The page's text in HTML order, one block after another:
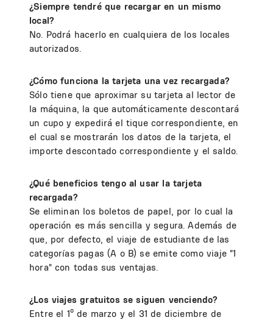
¿Siempre tendré que recargar en un mismo
local?
No. Podrá hacerlo en cualquiera de los locales
autorizados.
¿Cómo funciona la tarjeta una vez recargada?
Sólo tiene que aproximar su tarjeta al lector de
la máquina, la que automáticamente descontará
un cupo y expedirá el tique correspondiente, en
el cual se mostrarán los datos de la tarjeta, el
importe descontado correspondiente y el saldo.
¿Qué beneficios tengo al usar la tarjeta
recargada?
Se eliminan los boletos de papel, por lo cual la
operación es más sencilla y segura. Además de
que, por defecto, el viaje de estudiante de las
categorías pagas (A o B) se emite como viaje "1
hora" con todas sus ventajas.
¿Los viajes gratuitos se siguen venciendo?
Entre el 1º de marzo y el 31 de diciembre de